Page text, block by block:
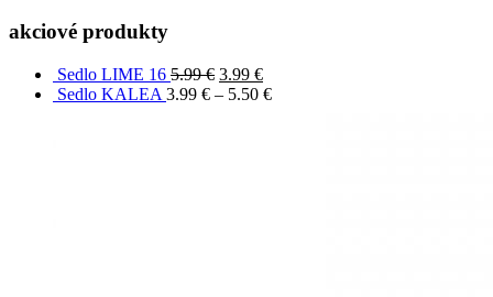
akciové produkty
Sedlo LIME 16 5.99€ 3.99 €
Sedlo KALEA 3.99 € – 5.50 €